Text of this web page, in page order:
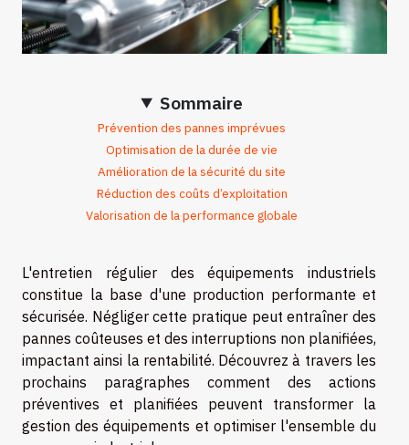
Sommaire
Prévention des pannes imprévues
Optimisation de la durée de vie
Amélioration de la sécurité du site
Réduction des coûts d’exploitation
Valorisation de la performance globale
L'entretien régulier des équipements industriels
constitue la base d'une production performante et
sécurisée. Négliger cette pratique peut entraîner des
pannes coûteuses et des interruptions non planifiées,
impactant ainsi la rentabilité. Découvrez à travers les
prochains paragraphes comment des actions
préventives et planifiées peuvent transformer la
gestion des équipements et optimiser l'ensemble du